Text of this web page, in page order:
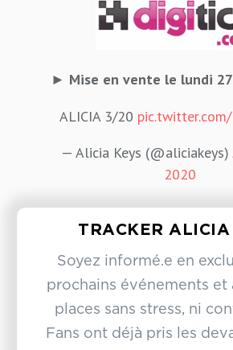
► Mise en vente le lundi
ALICIA 3/20
— Alicia Keys (@aliciakeys)
2020
TRACKER ALICIA
Soyez informé.e en
prochains événements et
places sans stress, ni
Fans ont déjà pris les